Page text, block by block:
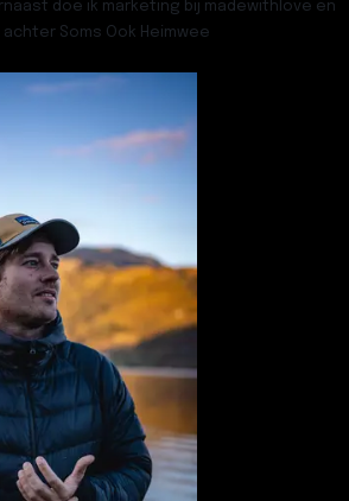
doe ik marketing bij madewithlove en
Soms Ook Heimwee